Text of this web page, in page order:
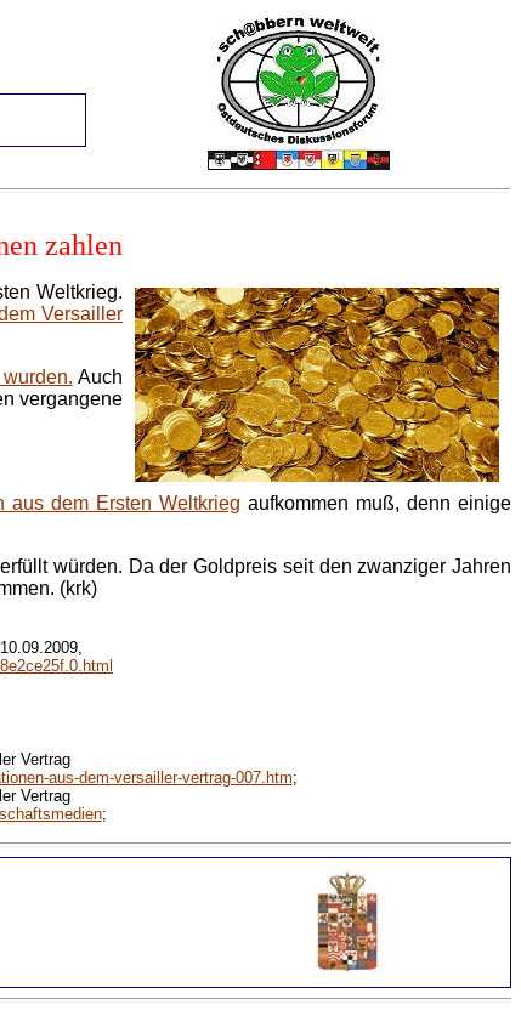
zahlen
Weltkrieg.
Versailler
Auch
vergangene
aus dem Ersten Weltkrieg aufkommen muß, denn einige
würden. Da der Goldpreis seit den zwanziger Jahren
(krk)
Vertrag
aus-dem-versailler-vertrag-007.htm;
Vertrag
;